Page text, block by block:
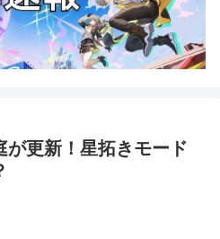
が更新！星拓きモード